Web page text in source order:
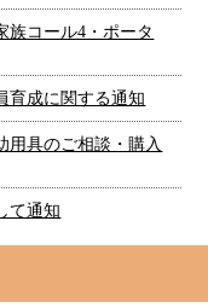
族コール4・ポータ
育成に関する通知
用具のご相談・購入
て通知